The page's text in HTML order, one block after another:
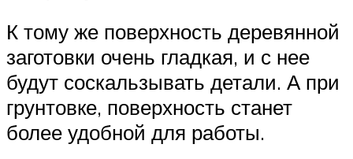
К тому же поверхность деревянной
заготовки очень гладкая, и с нее
будут соскальзывать детали. А при
грунтовке, поверхность станет
более удобной для работы.